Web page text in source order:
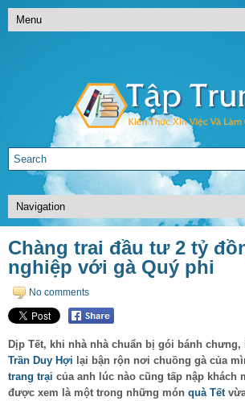
Chàng trai đầu tư 2 tỷ
nghiệp với gà Quý phi
No comments
Dịp Tết, khi nhà nhà chuẩn bị gói bánh
Trần Duy Hợi lại bận rộn nơi chuồng gà của
trang trại của anh lúc nào cũng tấp nập khách
được xem là một trong những món quà Tết